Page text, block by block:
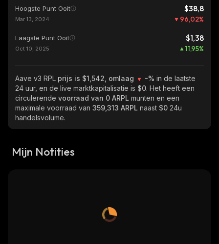
Hoogste Punt Ooit $38,8
Mar 13, 2024 96,02%
Laagste Punt Ooit $1,38
Oct 10, 2025 11,95%
Aave v3 RPL prijs is $1,542, omlaag -% in de laatste
24 uur, en de live marktkapitalisatie is $0. Het heeft een
circulerende voorraad van 0 ARPL munten en een
maximale voorraad van 359,313 ARPL naast $0 24u
handelsvolume.
Mijn Notities